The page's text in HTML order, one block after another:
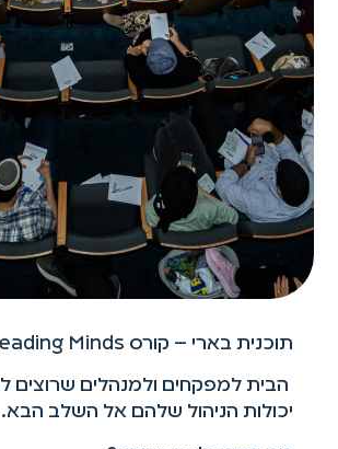
תוכנית בארי – קורס Leading Minds
הבית למפקחים ולמנהלים
יכולות הניהול שלהם אל השלב הבא.